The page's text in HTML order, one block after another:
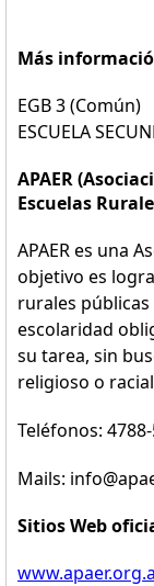
Más
EGB 3 (Común)
ESCUELA
APAER
Escuelas
APAER es una
objetivo es
rurales
escolaridad
su tarea, sin
religioso o
Teléfonos:
Mails:
Sitios Web